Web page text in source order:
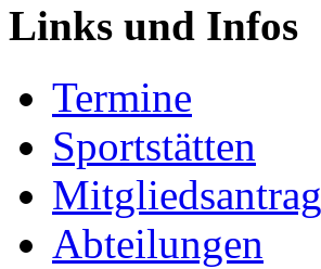
Links und Infos
Termine
Sportstätten
Mitgliedsantrag
Abteilungen